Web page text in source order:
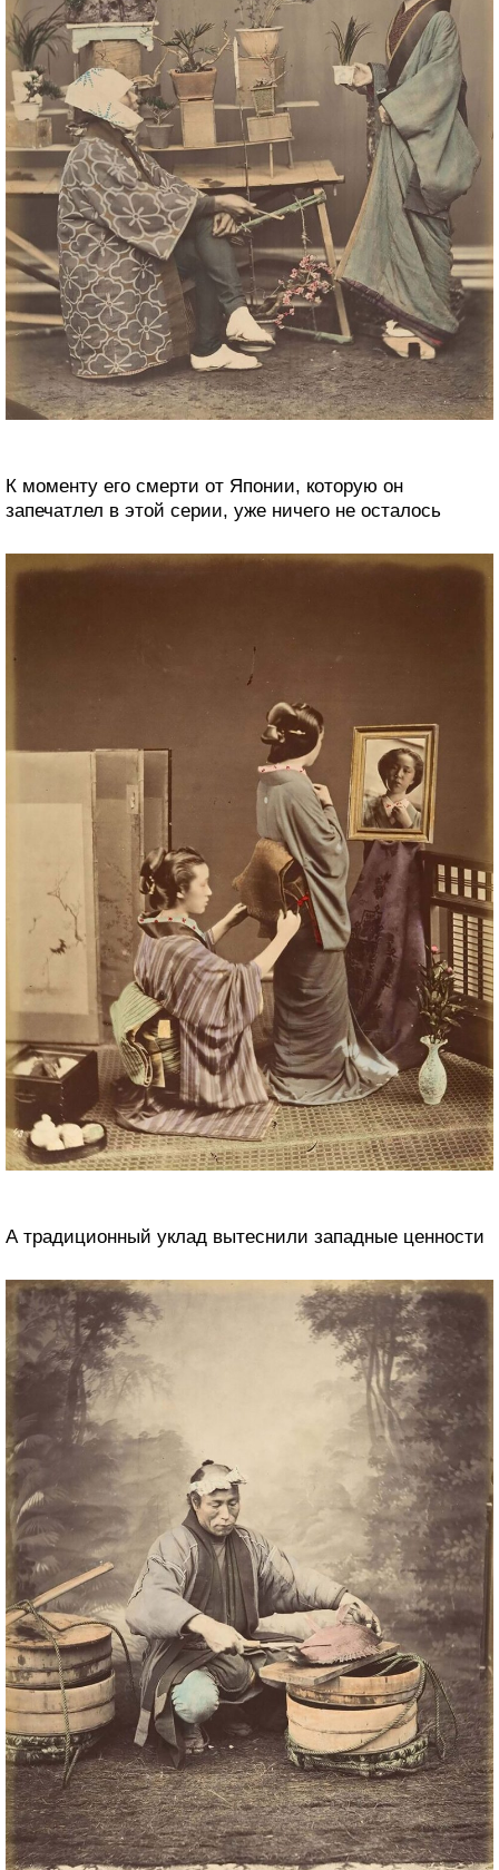
К моменту его смерти от Японии, которую он
запечатлел в этой серии, уже ничего не осталось
А традиционный уклад вытеснили западные ценности